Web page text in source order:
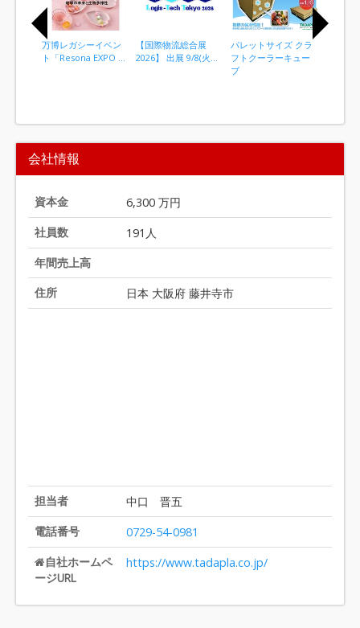
万博レガシーイベン
ト「Resona EXPO ...
【国際物流総合展
2026】 出展 9/8(火...
パレットサイズ クラ
フトクーラーキュー
ブ
I
t
e
m
1
o
f
2
0
会社情報
資本金
6,300 万円
社員数
191人
年間売上高
住所
日本 大阪府 藤井寺市
担当者
中口 晋五
電話番号
0729-54-0981
自社ホームペ
ージURL
https://www.tadapla.co.jp/